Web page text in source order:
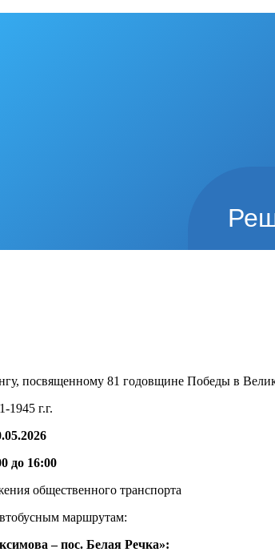
посвященному 81 годовщине Победы в
1945 г.г.
до 16:00
общественного транспорта
маршрутам:
– пос. Белая Речка»: